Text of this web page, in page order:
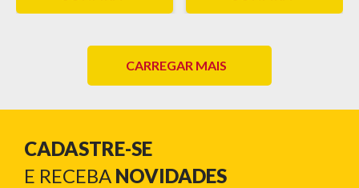
CARREGAR MAIS
CADASTRE-SE
E RECEBA NOVIDADES